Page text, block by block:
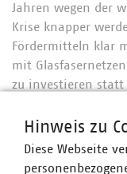
Jahren wegen der
Krise knapper
Fördermitteln klar
mit
zu investieren statt
Zum anderen
mit, sobald
Hinweis zu
Diese Webseite